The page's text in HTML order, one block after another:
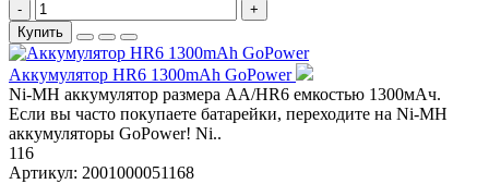
-
+
Купить
Аккумулятор HR6 1300mAh GoPower
Ni-MH аккумулятор размера АА/НR6 емкостью 1300мАч.
Если вы часто покупаете батарейки, переходите на Ni-MH
аккумуляторы GoPower! Ni..
116
Артикул: 2001000051168